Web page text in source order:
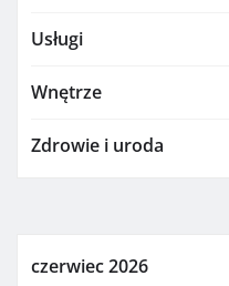
Usługi
Wnętrze
Zdrowie i uroda
czerwiec 2026